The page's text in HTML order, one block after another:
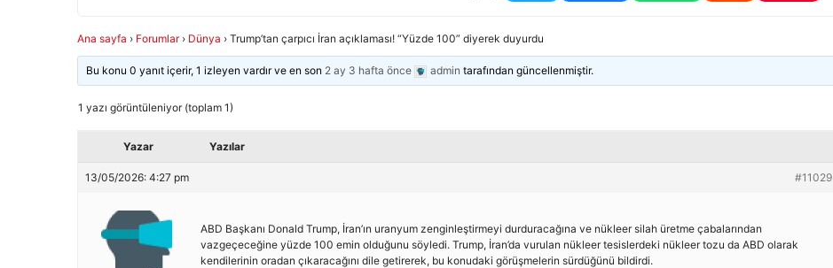
Ana sayfa › Forumlar › Dünya › Trump’tan çarpıcı İran açıklaması! “Yüzde 100” diyerek duyurdu
Bu konu 0 yanıt içerir, 1 izleyen vardır ve en son 2 ay 3 hafta önce admin tarafından güncellenmiştir.
1 yazı görüntüleniyor (toplam 1)
Yazar Yazılar
13/05/2026: 4:27 pm #11029
ABD Başkanı Donald Trump, İran’ın uranyum zenginleştirmeyi durduracağına ve nükleer silah üretme çabalarından
vazgeçeceğine yüzde 100 emin olduğunu söyledi. Trump, İran’da vurulan nükleer tesislerdeki nükleer tozu da ABD olarak
kendilerinin oradan çıkaracağını dile getirerek, bu konudaki görüşmelerin sürdüğünü bildirdi.